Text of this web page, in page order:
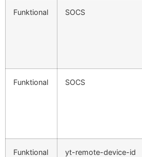
Funktional SOCS
Funktional SOCS
Funktional yt-remote-device-id